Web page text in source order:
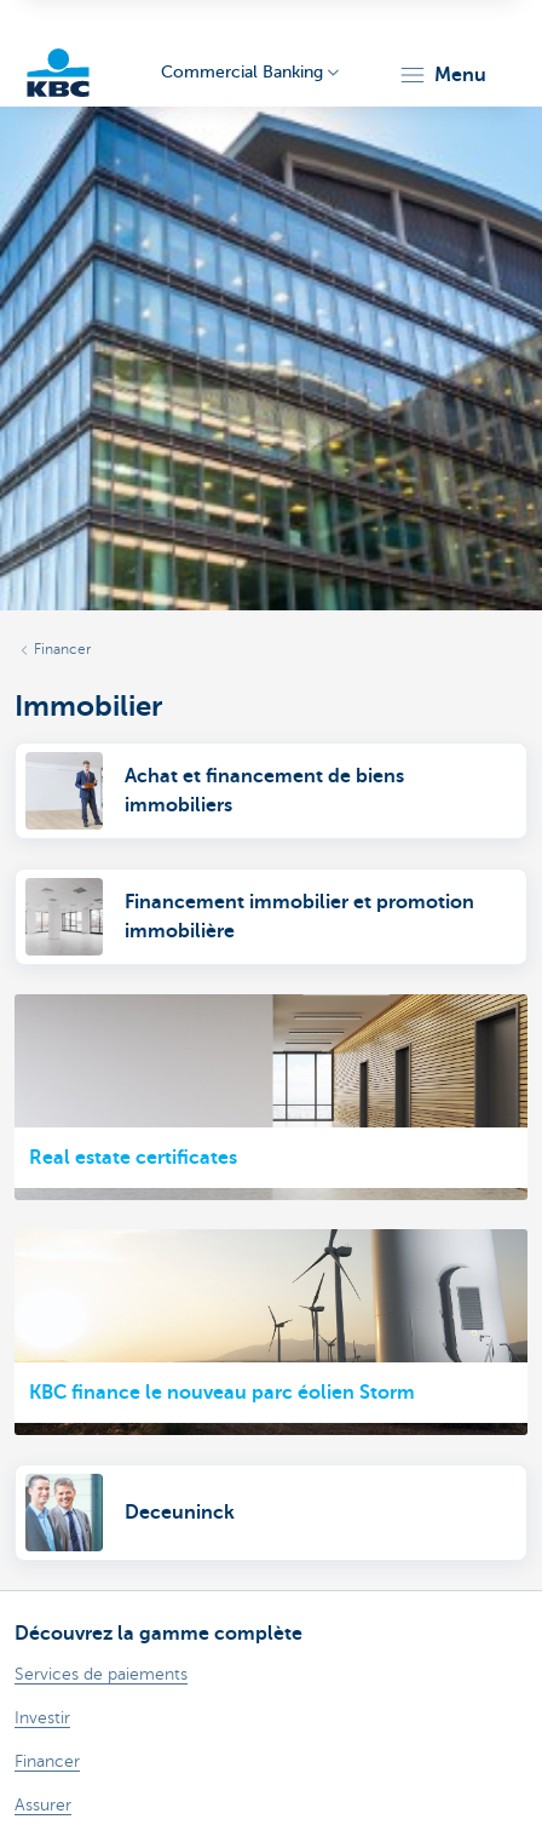
Corporate
Commercial Banking menu
Financer
Immobilier
Achat et financement de biens
immobiliers
Financement immobilier et promotion
immobilière
Real estate certificates
KBC finance le nouveau parc éolien Storm
Deceuninck
Découvrez la gamme complète
Services de paiements
Investir
Financer
Assurer